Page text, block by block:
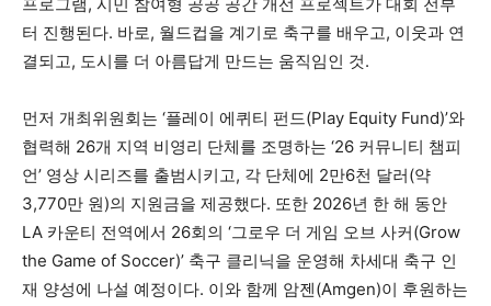
프로그램, 시민 참여형 공공 공간 개선 프로젝트가 대회 전부
터 진행된다. 바로, 월드컵을 계기로 축구를 배우고, 이웃과 연
결되고, 도시를 더 아름답게 만드는 움직임인 것.
먼저 개최위원회는 ‘플레이 에퀴티 펀드(Play Equity Fund)’와
협력해 26개 지역 비영리 단체를 조명하는 ‘26 커뮤니티 챔피
언’ 영상 시리즈를 출범시키고, 각 단체에 2만6천 달러(약
3,770만 원)의 지원금을 제공했다. 또한 2026년 한 해 동안
LA 카운티 전역에서 26회의 ‘그로우 더 게임 오브 사커(Grow
the Game of Soccer)’ 축구 클리닉을 운영해 차세대 축구 인
재 양성에 나설 예정이다. 이와 함께 암젠(Amgen)이 후원하는